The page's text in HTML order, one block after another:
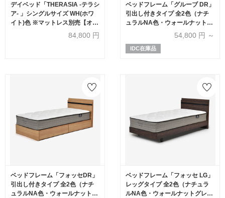
デイベッド「THERASIA -テラシ
ア- 」シングルサイズ WH(ホワ
イト)色 ※マットレス別売【オン
ラインショップ限定品】84,800 円
ベッドフレーム「グルーブ DR」
引出し付きタイプ 全2色（ナチ
ュラルNA色・ウォールナットグ
レーWNG色）全5サイズ
54,800 円 ～
IDC在庫品
ベッドフレーム「フォッセDR」
引出し付きタイプ 全2色（ナチ
ュラルNA色・ウォールナットグ
ベッドフレーム「フォッセ LG」
レッグタイプ 全2色（ナチュラ
ルNA色・ウォールナットグレー